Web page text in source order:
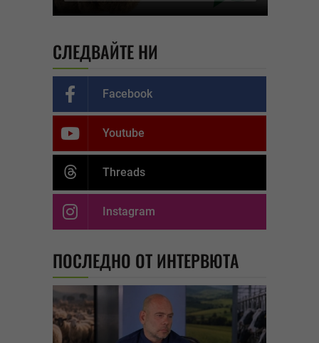
СЛЕДВАЙТЕ НИ
Facebook
Youtube
Threads
Instagram
ПОСЛЕДНО ОТ ИНТЕРВЮТА